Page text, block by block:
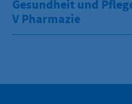
Gesundheit und
V Pharmazie